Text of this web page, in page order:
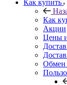
Как купить
Как
Акции
Цены
Обмен